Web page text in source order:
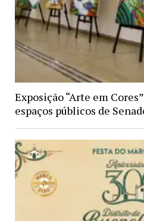
Exposição “Arte em
espaços públicos de